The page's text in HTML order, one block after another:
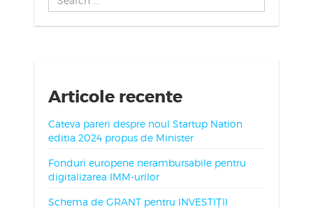
...
Articole recente
Cateva pareri despre noul Startup Nation
editia 2024 propus de Minister
Fonduri europene nerambursabile pentru
digitalizarea IMM-urilor
Schema de GRANT pentru INVESTIȚII